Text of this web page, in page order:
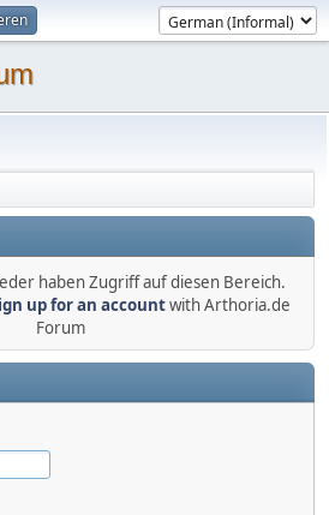
haben Zugriff auf diesen Bereich.
up for an accountwith Arthoria.de
Forum